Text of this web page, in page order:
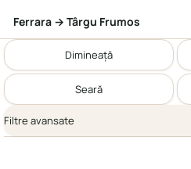
Ferrara → Târgu Frumos
Dimineață
Seară
Filtre avansate